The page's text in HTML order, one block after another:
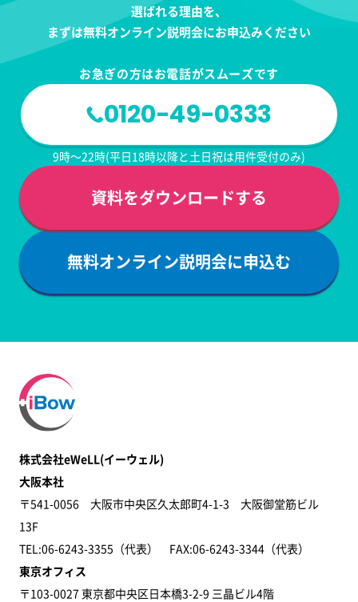
選ばれる理由を、
まずは無料オンライン説明会にお申込みください
無料オンライン説明会に申込む
資料をダウンロードする
お急ぎの方はお電話がスムーズです
0120-49-0333
9時～22時(平日18時以降と土日祝は用件受付のみ)
株式会社eWeLL(イーウェル)
大阪本社
〒541-0056 大阪市中央区久太郎町4-1-3 大阪御堂筋ビル
13F
TEL:06-6243-3355（代表） FAX:06-6243-3344​（代表）
東京オフィス
〒103-0027 東京都中央区日本橋3-2-9 三晶ビル4階